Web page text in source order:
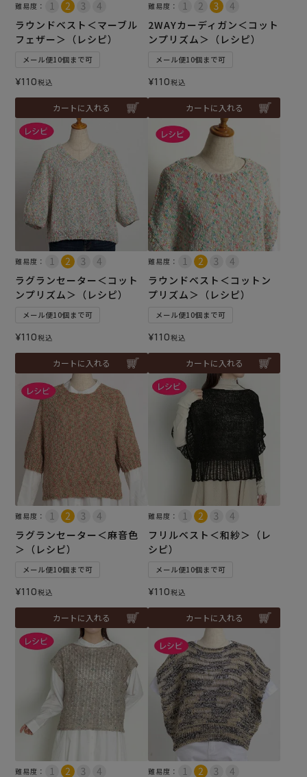
難易度：
ラウンドベスト＜マーブル
フェザー＞（レシピ）
メール便10個まで可
¥110税込
カートに入れる
難易度：
2WAYカーディガン＜コット
ンプリズム＞（レシピ）
メール便10個まで可
¥110税込
カートに入れる
難易度：
ラグランセーター＜コット
ンプリズム＞（レシピ）
メール便10個まで可
¥110税込
カートに入れる
難易度：
ラウンドベスト＜コットン
プリズム＞（レシピ）
メール便10個まで可
¥110税込
カートに入れる
難易度：
ラグランセーター＜麻音色
＞（レシピ）
メール便10個まで可
¥110税込
カートに入れる
難易度：
フリルベスト＜和紗＞（レ
シピ）
メール便10個まで可
¥110税込
カートに入れる
難易度： 難易度：